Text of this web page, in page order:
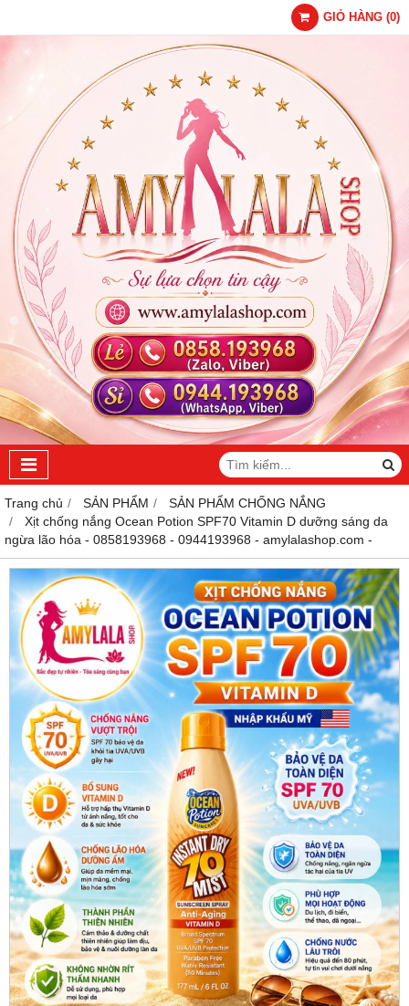
GIỎ HÀNG (0)
Trang chủ SẢN PHẨM
SẢN PHẨM CHỐNG NẮNG
Xịt chống nắng Ocean Potion SPF70 Vitamin D dưỡng sáng da
ngừa lão hóa - 0858193968 - 0944193968 - amylalashop.com -